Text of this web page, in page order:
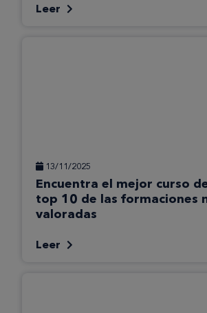
Leer
13/11/2025
Encuentra el mejor curso
top 10 de las formaciones
valoradas
Leer